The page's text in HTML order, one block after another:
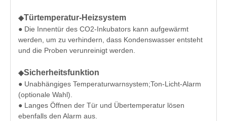
◆Türtemperatur-Heizsystem
● Die Innentür des CO2-Inkubators kann aufgewärmt
werden, um zu verhindern, dass Kondenswasser entsteht
und die Proben verunreinigt werden.
◆Sicherheitsfunktion
● Unabhängiges Temperaturwarnsystem;Ton-Licht-Alarm
(optionale Wahl).
● Langes Öffnen der Tür und Übertemperatur lösen
ebenfalls den Alarm aus.